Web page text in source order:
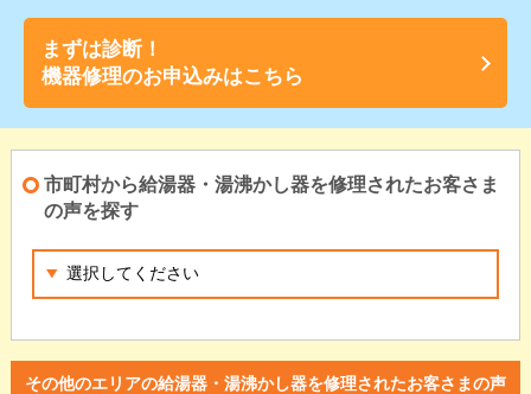
まずは診断！
機器修理のお申込みはこちら
市町村から給湯器・湯沸かし器を修理されたお客さま
の声を探す
その他のエリアの給湯器・湯沸かし器を修理されたお客さまの声